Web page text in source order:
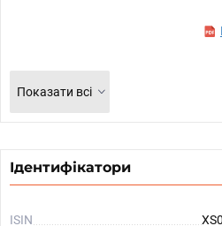
Показати всі
Ідентифікатори
ISIN